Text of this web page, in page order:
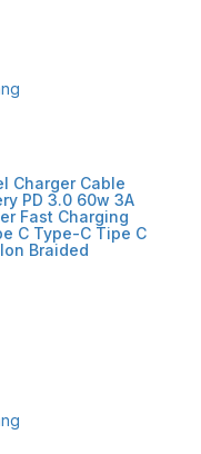
Charger Cable
PD 3.0 60w 3A
Fast Charging
C Type-C Tipe C
Braided